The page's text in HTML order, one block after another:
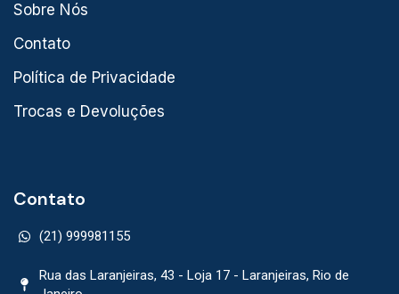
Sobre Nós
Contato
Política de Privacidade
Trocas e Devoluções
Contato
(21) 999981155
Rua das Laranjeiras, 43 - Loja 17 - Laranjeiras, Rio de